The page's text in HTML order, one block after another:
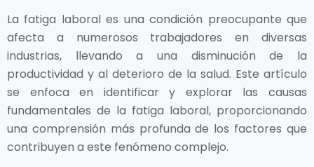
La fatiga laboral es una condición preocupante que
afecta a numerosos trabajadores en diversas
industrias, llevando a una disminución de la
productividad y al deterioro de la salud. Este artículo
se enfoca en identificar y explorar las causas
fundamentales de la fatiga laboral, proporcionando
una comprensión más profunda de los factores que
contribuyen a este fenómeno complejo.